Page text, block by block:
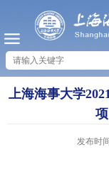
上海海事大学
发布时